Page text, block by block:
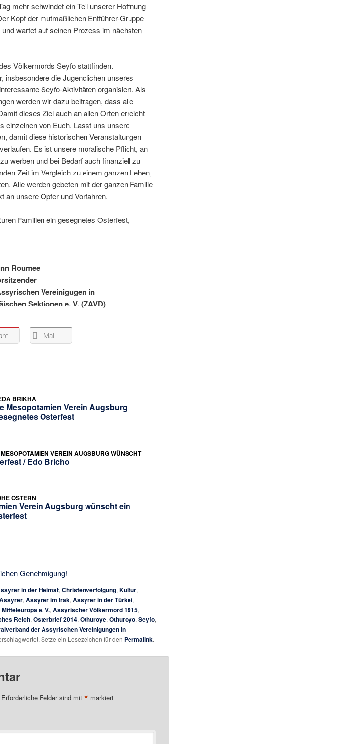
mehr schwindet ein Teil unserer Hoffnung
Kopf der mutmaßlichen Entführer-Gruppe
wartet auf seinen Prozess im nächsten
Völkermords Seyfo stattfinden.
insbesondere die Jugendlichen unseres
Seyfo-Aktivitäten organisiert. Als
werden wir dazu beitragen, dass alle
dieses Ziel auch an allen Orten erreicht
einzelnen von Euch. Lasst uns unsere
damit diese historischen Veranstaltungen
Es ist unsere moralische Pflicht, an
werben und bei Bedarf auch finanziell zu
Zeit im Vergleich zu einem ganzen Leben,
Alle werden gebeten mit der ganzen Familie
an unsere Opfer und Vorfahren.
Familien ein gesegnetes Osterfest,
Roumee
Vereinigugen in
Sektionen e. V. (ZAVD)
Mail
BRIKHA
Mesopotamien Verein Augsburg
Osterfest
VEREIN AUGSBURG WÜNSCHT
/ Edo Bricho
OSTERN
Verein Augsburg wünscht ein
Genehmigung!
in der Heimat, Christenverfolgung, Kultur,
Assyrer, Assyrer im Irak, Assyrer in der Türkei,
e. V., Assyrischer Völkermord 1915,
Reich, Osterbrief 2014, Othuroye, Othuroyo, Seyfo,
der Assyrischen Vereinigungen in
Setze ein Lesezeichen für den Permalink.
Erforderliche Felder sind mit * markiert